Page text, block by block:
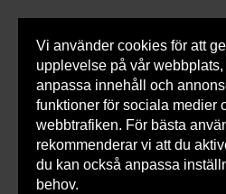
Vi använder cookies för att
upplevelse på vår
anpassa innehåll och
funktioner för sociala medier
webbtrafiken. För bästa
rekommenderar vi att du
du kan också anpassa
behov.
Du
här:
Armatec > Produkter >
Industriella säkerhetsventiler
>
Säkerhetsventil AT 4541-
>